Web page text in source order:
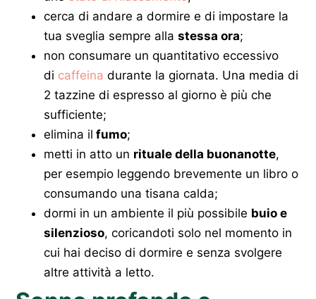
cerca di andare a dormire e di impostare la
tua sveglia sempre alla stessa ora;
non consumare un quantitativo eccessivo
di caffeina durante la giornata. Una media di
2 tazzine di espresso al giorno è più che
sufficiente;
elimina il fumo;
metti in atto un rituale della buonanotte,
per esempio leggendo brevemente un libro o
consumando una tisana calda;
dormi in un ambiente il più possibile buio e
silenzioso, coricandoti solo nel momento in
cui hai deciso di dormire e senza svolgere
altre attività a letto.